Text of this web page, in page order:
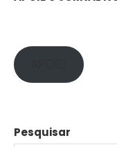
Pesquisar